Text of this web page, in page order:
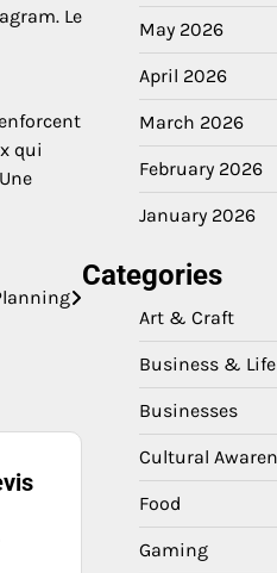
Le
qui
May 2026
April 2026
March 2026
February 2026
January 2026
Categories
Art & Craft
Business & Life
Businesses
Cultural
Food
Gaming